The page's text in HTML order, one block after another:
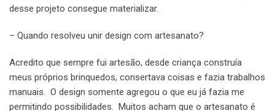
desse projeto consegue materializar.
– Quando resolveu unir design com artesanato?
Acredito que sempre fui artesão, desde criança construía
meus próprios brinquedos, consertava coisas e fazia trabalhos
manuais. O design somente agregou o que eu já fazia me
permitindo possibilidades. Muitos acham que o artesanato é